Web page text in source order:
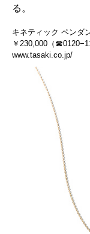
る。
キネティック ペンダ
￥230,000（
www.tasaki.co.jp/